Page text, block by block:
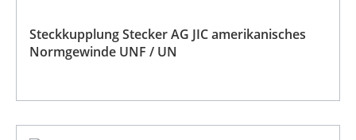
Steckkupplung Stecker AG JIC amerikanisches
Normgewinde UNF / UN